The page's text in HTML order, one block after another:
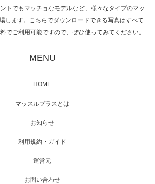
映画「メカバース」舞台挨拶へマッスルプラ
【TV】NHK BS「COOL JAPAN 」にてマッス
トでもマッチョなモデルなど、様々なタイプのマッ
します。こちらでダウンロードできる写真はすべて
でご利用可能ですので、ぜひ使ってみてください。
MENU
HOME
マッスルプラスとは
お知らせ
利用規約・ガイド
運営元
お問い合わせ